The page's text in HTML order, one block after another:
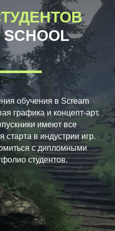
обучения в Scream
графика и концепт-арт.
имеют все
в индустрии игр.
с дипломными
студентов.